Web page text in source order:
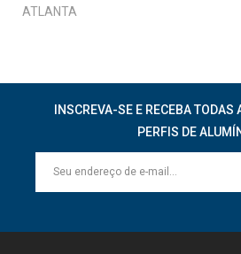
ATLANTA
INSCREVA-SE E RECEBA TODAS
PERFIS DE